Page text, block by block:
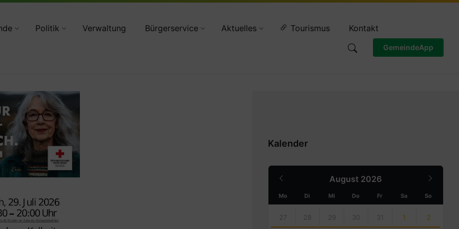
Politik Verwaltung Bürgerservice Aktuelles Tourismus Kontakt
GemeindeApp
Kalender
August 2026
Month
Mo Di Mi Do Fr Sa So
calendar
days
27 28 29 30 31 1 2